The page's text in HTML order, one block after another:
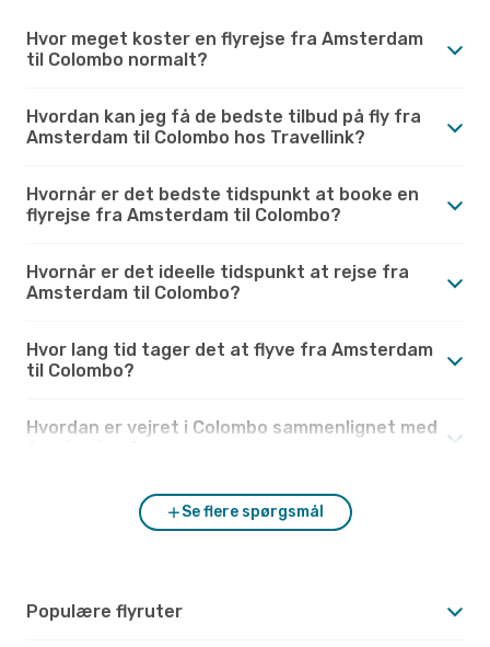
Hvor meget koster en flyrejse fra Amsterdam
til Colombo normalt?
Hvordan kan jeg få de bedste tilbud på fly fra
Amsterdam til Colombo hos Travellink?
Hvornår er det bedste tidspunkt at booke en
flyrejse fra Amsterdam til Colombo?
Hvornår er det ideelle tidspunkt at rejse fra
Amsterdam til Colombo?
Hvor lang tid tager det at flyve fra Amsterdam
til Colombo?
Hvordan er vejret i Colombo sammenlignet med
Se flere spørgsmål
Populære flyruter